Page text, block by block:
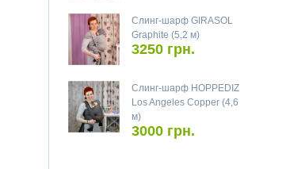
Слинг-шарф GIRASOL
Graphite (5,2 м)
3250 грн.
Слинг-шарф HOPPEDIZ
Los Angeles Copper (4,6
м)
3000 грн.